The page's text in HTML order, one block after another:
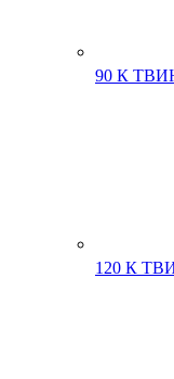
90 К
120 К